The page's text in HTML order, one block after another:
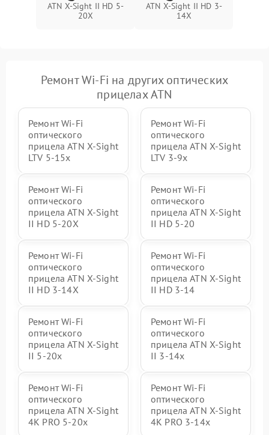
ATN X-Sight II HD 5-
20X
ATN X-Sight II HD 3-
14X
Ремонт Wi-Fi на других оптических
прицелах ATN
Ремонт Wi-Fi
оптического
прицела ATN X-Sight
LTV 5-15x
Ремонт Wi-Fi
оптического
прицела ATN X-Sight
LTV 3-9x
Ремонт Wi-Fi
оптического
прицела ATN X-Sight
II HD 5-20X
Ремонт Wi-Fi
оптического
прицела ATN X-Sight
II HD 5-20
Ремонт Wi-Fi
оптического
прицела ATN X-Sight
II HD 3-14X
Ремонт Wi-Fi
оптического
прицела ATN X-Sight
II HD 3-14
Ремонт Wi-Fi
оптического
прицела ATN X-Sight
II 5-20x
Ремонт Wi-Fi
оптического
прицела ATN X-Sight
II 3-14x
Ремонт Wi-Fi
оптического
прицела ATN X-Sight
4K PRO 5-20x
Ремонт Wi-Fi
оптического
прицела ATN X-Sight
4K PRO 3-14x